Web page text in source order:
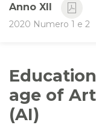
Anno XII
2020 Numero 1 e 2
age of
(AI)